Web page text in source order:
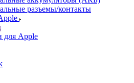
разъемы/контакты
для Apple